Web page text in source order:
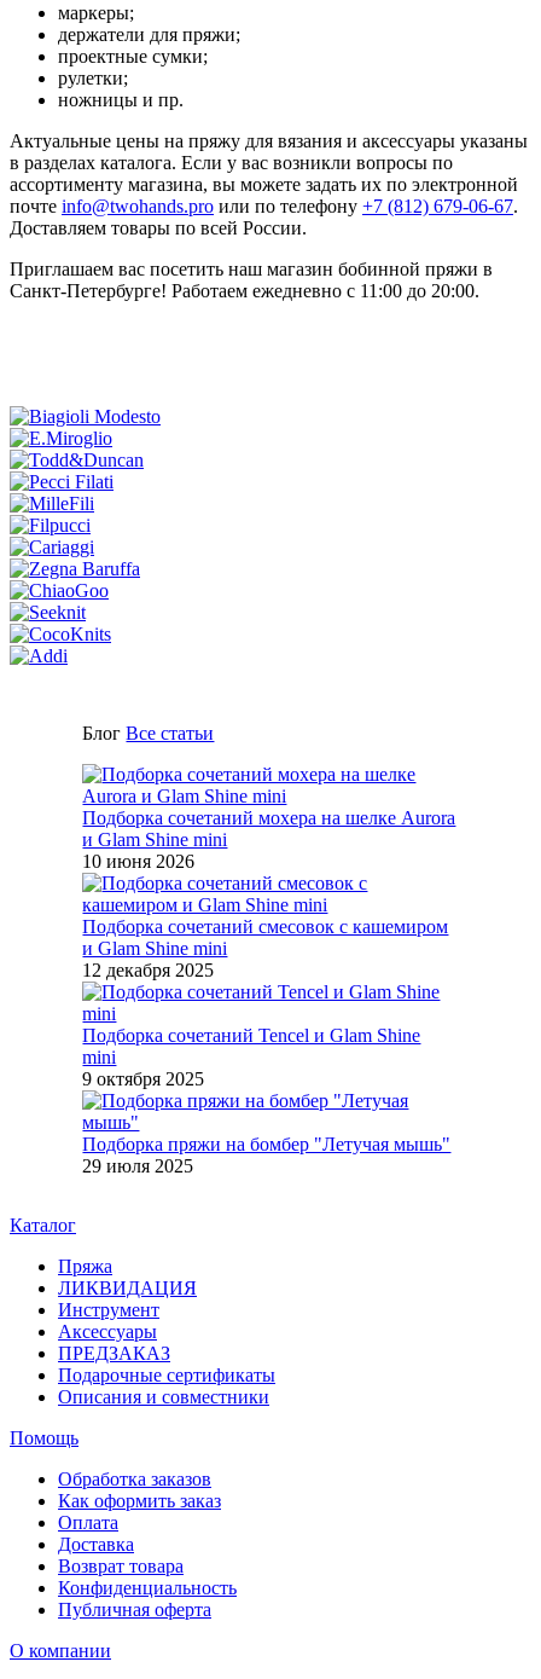
маркеры;
держатели для пряжи;
проектные сумки;
рулетки;
ножницы и пр.
Актуальные цены на пряжу для вязания и аксессуары указаны
в разделах каталога. Если у вас возникли вопросы по
ассортименту магазина, вы можете задать их по электронной
почте info@twohands.pro или по телефону +7 (812) 679-06-67.
Доставляем товары по всей России.
Приглашаем вас посетить наш магазин бобинной пряжи в
Санкт-Петербурге! Работаем ежедневно с 11:00 до 20:00.
БлогВсе статьи
Подборка сочетаний мохера на шелке Aurora
и Glam Shine mini
10 июня 2026
Подборка сочетаний смесовок с кашемиром
и Glam Shine mini
12 декабря 2025
Подборка сочетаний Tencel и Glam Shine
mini
9 октября 2025
Подборка пряжи на бомбер "Летучая мышь"
29 июля 2025
Каталог
Пряжа
ЛИКВИДАЦИЯ
Инструмент
Аксессуары
ПРЕДЗАКАЗ
Подарочные сертификаты
Описания и совместники
Помощь
Обработка заказов
Как оформить заказ
Оплата
Доставка
Возврат товара
Конфиденциальность
Публичная оферта
О компании